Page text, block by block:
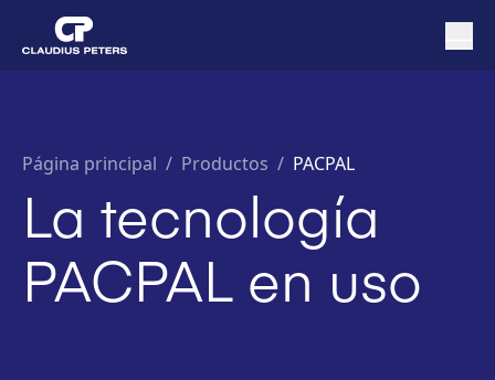
Página principal / Productos / PACPAL
La tecnología
PACPAL en uso